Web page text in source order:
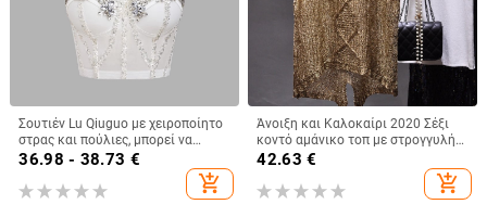
Σουτιέν Lu Qiuguo με χειροποίητο
στρας και πούλιες, μπορεί να
φορεθεί και έξω, σε καθαρό
χρώμα, μικρό γυναικείο φανελάκι
Db1750
36.98 - 38.73 €
add_shopping_cart
Άνοιξη και Καλοκαίρι 2020 Σέξι
κοντό αμάνικο τοπ με στρογγυλή
λαιμόκοψη και σχισμένο μπροστά
perspective sequin ντεκολτέ
42.63 €
add_shopping_cart